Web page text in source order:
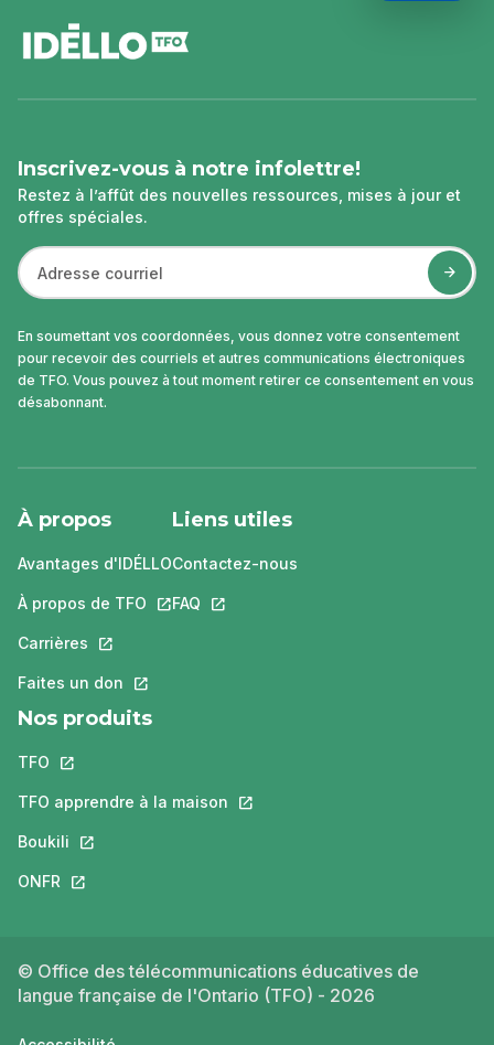
de
page
Inscrivez-vous à notre infolettre!
Restez à l’affût des nouvelles ressources, mises à jour et
offres spéciales.
En soumettant vos coordonnées, vous donnez votre consentement
pour recevoir des courriels et autres communications électroniques
de TFO. Vous pouvez à tout moment retirer ce consentement en vous
désabonnant.
À propos
Avantages d'IDÉLLO
À propos de TFO Ce lien s'ouvrira dans un nouvel onglet.
Carrières Ce lien s'ouvrira dans un nouvel onglet.
Faites un don Ce lien s'ouvrira dans un nouvel onglet.
Liens utiles
Contactez-nous
FAQ Ce lien s'ouvrira dans un nouvel
Nos produits
TFO Ce lien s'ouvrira dans un nouvel onglet.
TFO apprendre à la maison Ce lien s'ouvrira dans un nouvel
Boukili Ce lien s'ouvrira dans un nouvel onglet.
ONFR Ce lien s'ouvrira dans un nouvel onglet.
© Office des télécommunications éducatives de
langue française de l'Ontario (TFO) - 2026